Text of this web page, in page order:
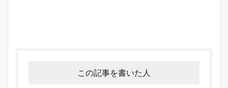
この記事を書いた人